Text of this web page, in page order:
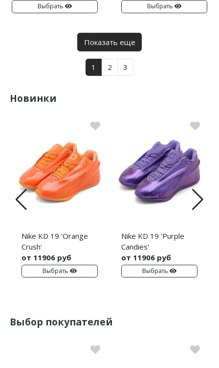
Выбрать Выбрать
Показать еще
1 2 3
Новинки
Nike KD 19 'Orange
Crush'
от 11906 руб
Выбрать
Nike KD 19 'Purple
Candies'
от 11906 руб
Выбрать
Выбор покупателей